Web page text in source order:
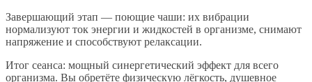
Завершающий этап — поющие чаши: их вибрации
нормализуют ток энергии и жидкостей в организме, снимают
напряжение и способствуют релаксации.
Итог сеанса: мощный синергетический эффект для всего
организма. Вы обретёте физическую лёгкость, душевное